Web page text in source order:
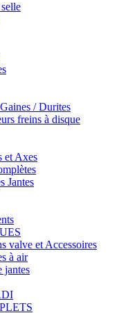
/ Durites
freins à disque
et Axes
Jantes
valve et Accessoires
à air
jantes